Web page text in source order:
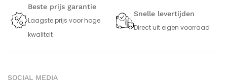
Beste prijs garantie
Laagste prijs voor hoge
kwaliteit
Snelle levertijden
Direct uit eigen voorraad
SOCIAL MEDIA